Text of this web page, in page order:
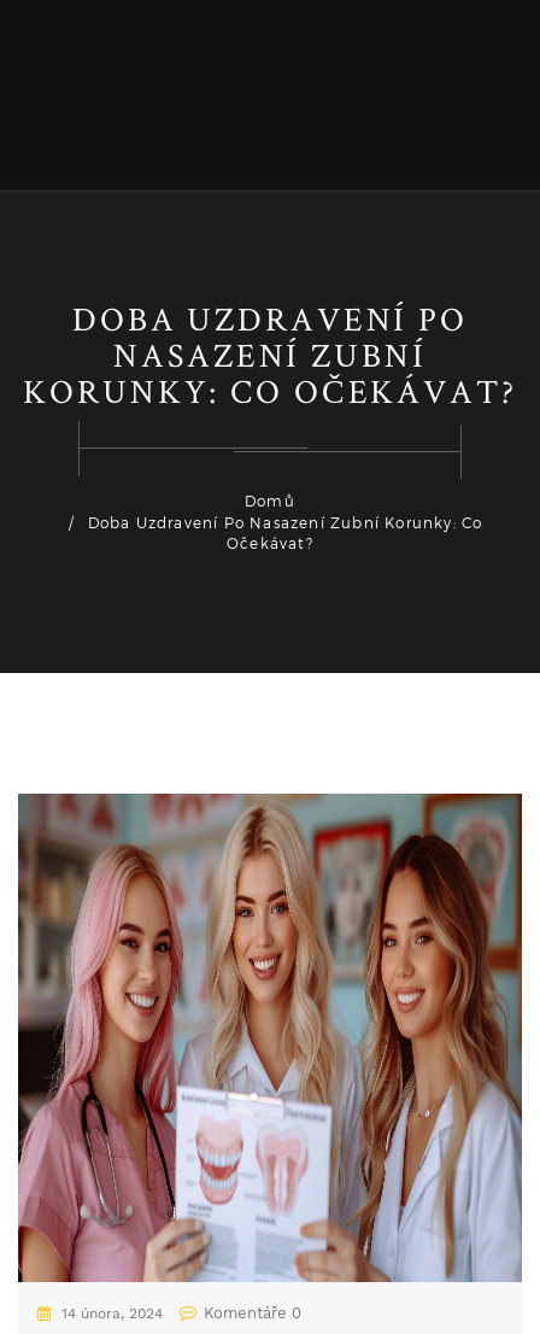
DOBA UZDRAVENÍ PO
NASAZENÍ ZUBNÍ
KORUNKY: CO OČEKÁVAT?
Domů
Doba Uzdravení Po Nasazení Zubní Korunky: Co
Očekávat?
Zdraví a wellness
14 února, 2024 Komentáře 0